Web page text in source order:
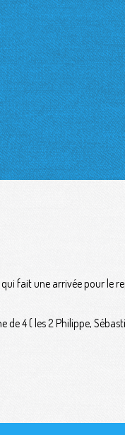
fait une arrivée pour le
4 ( les 2 Philippe,